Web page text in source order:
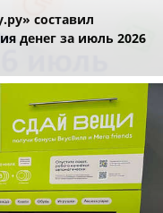
составил
денег за июль 2026